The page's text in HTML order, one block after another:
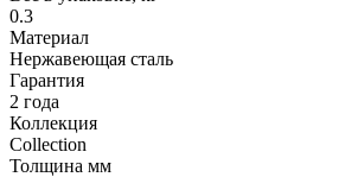
0.3
Материал
Нержавеющая сталь
Гарантия
2 года
Коллекция
Collection
Толщина мм